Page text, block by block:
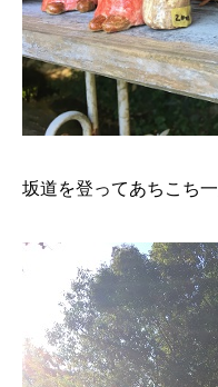
坂道を登ってあちこち